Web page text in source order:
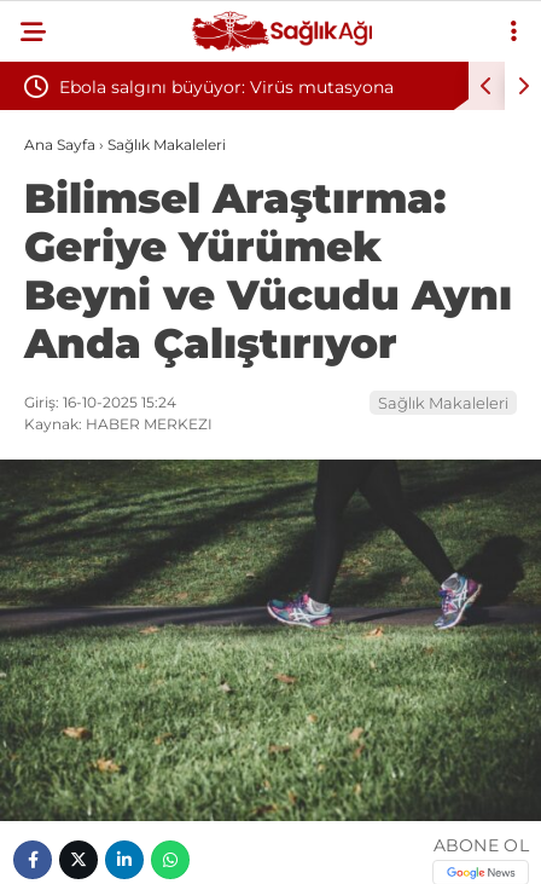
Virüs mutasyona Yılın ilk 6 ayında 10 bini aşkın hasta
oksijen tedavisinden yararlandı
Ana Sayfa › Sağlık Makaleleri
Bilimsel Araştırma:
Geriye Yürümek
Beyni ve Vücudu Aynı
Anda Çalıştırıyor
Giriş: 16-10-2025 15:24
Kaynak: HABER MERKEZI
Sağlık Makaleleri
ABONE OL